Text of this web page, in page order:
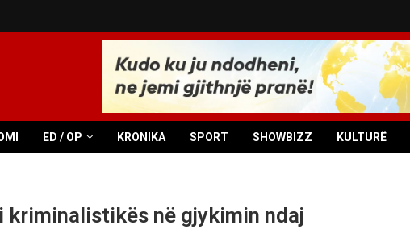
ED / OP KRONIKA SPORT SHOWBIZZ KULTURË
kriminalistikës në gjykimin ndaj